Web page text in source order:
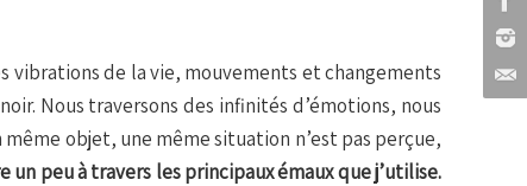
vibrations de la vie, mouvements et changements
Nous traversons des infinités d’émotions, nous
objet, une même situation n’est pas perçue,
peu à travers les principaux émaux que j’utilise.